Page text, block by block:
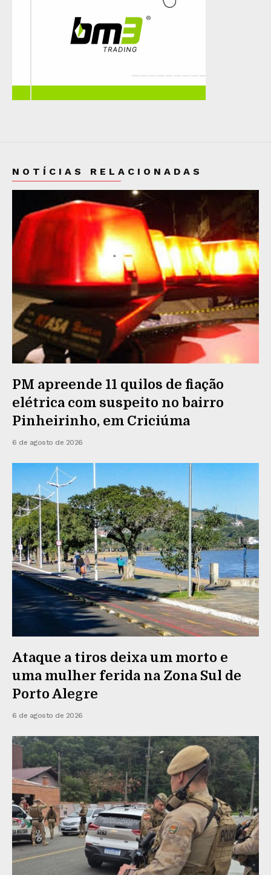
NOTÍCIAS RELACIONADAS
PM apreende 11 quilos de fiação
elétrica com suspeito no bairro
Pinheirinho, em Criciúma
6 de agosto de 2026
Ataque a tiros deixa um morto e
uma mulher ferida na Zona Sul de
Porto Alegre
6 de agosto de 2026